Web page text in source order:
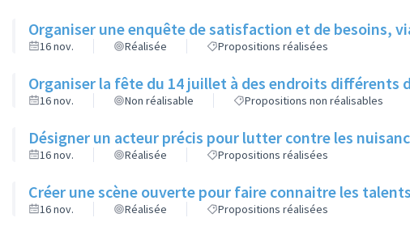
Organiser une enquête de satisfaction et de besoins,
16 nov. Réalisée Propositions réalisées
Organiser la fête du 14 juillet à des endroits différents
16 nov. Non réalisable Propositions non réalisables
Désigner un acteur précis pour lutter contre les
16 nov. Réalisée Propositions réalisées
Créer une scène ouverte pour faire connaitre les
16 nov. Réalisée Propositions réalisées